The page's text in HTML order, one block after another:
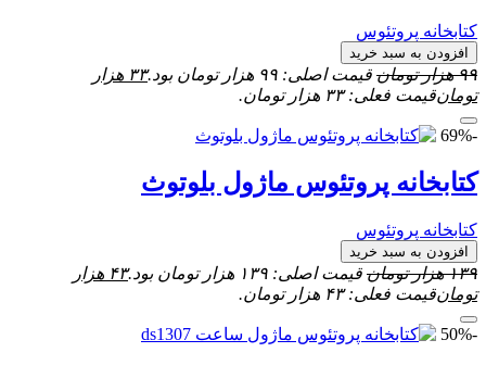
کتابخانه پروتئوس
افزودن به سبد خرید
۹۹ هزار تومان قیمت اصلی: ۹۹ هزار تومان بود. ۳۳ هزار
تومانقیمت فعلی: ۳۳ هزار تومان.
-69%
کتابخانه پروتئوس ماژول بلوتوث
کتابخانه پروتئوس
افزودن به سبد خرید
۱۳۹ هزار تومان قیمت اصلی: ۱۳۹ هزار تومان بود. ۴۳ هزار
تومانقیمت فعلی: ۴۳ هزار تومان.
-50%